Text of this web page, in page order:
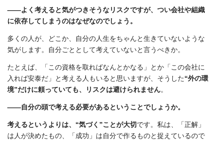
――よく考えると気がつきそうなリスクですが、つい会社や組織
に依存してしまうのはなぜなのでしょう。
多くの人が、どこか、自分の人生をちゃんと生きていないような
気がします。自分ごととして考えていないと言うべきか。
たとえば、「この資格を取ればなんとかなる」とか「この会社に
入れば安泰だ」と考える人もいると思いますが、そうした“外の環
境”だけに頼っていても、リスクは避けられません。
――自分の頭で考える必要があるということでしょうか。
考えるというよりは、“気づく”ことが大切です。私は、「正解」
は人が決めたもの、「成功」は自分で作るものと捉えているので